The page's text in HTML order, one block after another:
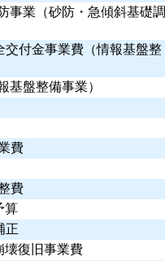
事業（砂防・急傾斜基礎調
交付金事業費（情報基盤整
基盤整備事業）
費
費
算
正
壊復旧事業費